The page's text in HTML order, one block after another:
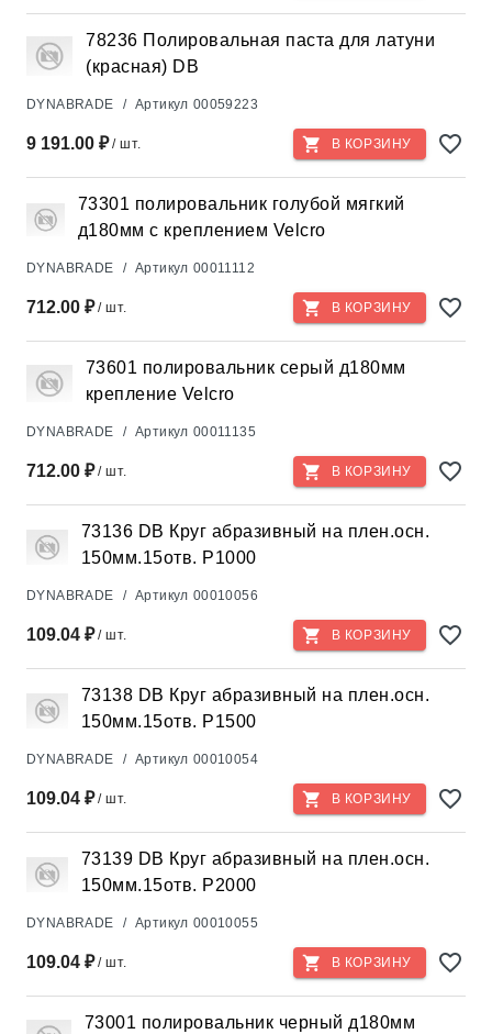
78236 Полировальная паста для латуни
(красная) DB
DYNABRADE / Артикул 00059223
9 191.00 ₽/ шт. В КОРЗИНУ
73301 полировальник голубой мягкий
д180мм с креплением Velcro
DYNABRADE / Артикул 00011112
712.00 ₽/ шт. В КОРЗИНУ
73601 полировальник серый д180мм
крепление Velcro
DYNABRADE / Артикул 00011135
712.00 ₽/ шт. В КОРЗИНУ
73136 DB Круг абразивный на плен.осн.
150мм.15отв. P1000
DYNABRADE / Артикул 00010056
109.04 ₽/ шт. В КОРЗИНУ
73138 DB Круг абразивный на плен.осн.
150мм.15отв. P1500
DYNABRADE / Артикул 00010054
109.04 ₽/ шт. В КОРЗИНУ
73139 DB Круг абразивный на плен.осн.
150мм.15отв. P2000
DYNABRADE / Артикул 00010055
109.04 ₽/ шт. В КОРЗИНУ
73001 полировальник черный д180мм